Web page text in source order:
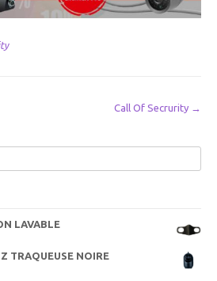
Call Of Secrurity →
LAVABLE
TRAQUEUSE NOIRE